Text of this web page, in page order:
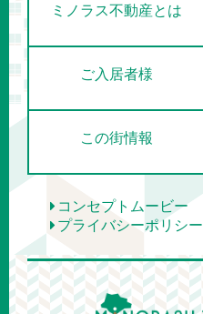
ミノラス不動産とは
ご入居者様
この街情報
コンセプトムービー
プライバシーポリシー